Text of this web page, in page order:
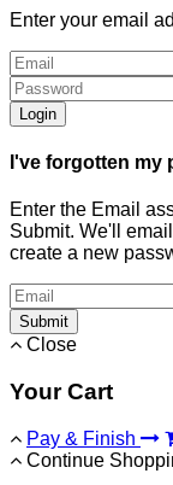
Enter your email
Login
I've forgotten my
Enter the Email
Submit. We'll
create a new
Submit
Close
Your Cart
Pay & Finish
Continue